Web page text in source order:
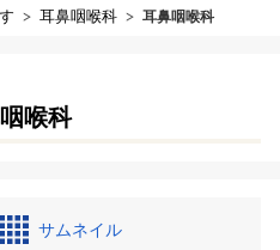
耳鼻咽喉科 耳鼻咽喉科
喉科
サムネイル